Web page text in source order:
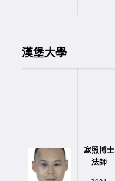
漢堡大學
寂照博士
法師